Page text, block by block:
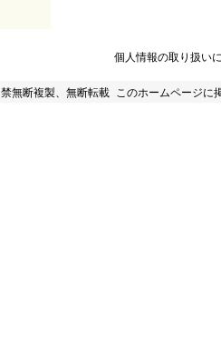
個人情報の取り扱い
禁無断複製、無断転載 このホームページに